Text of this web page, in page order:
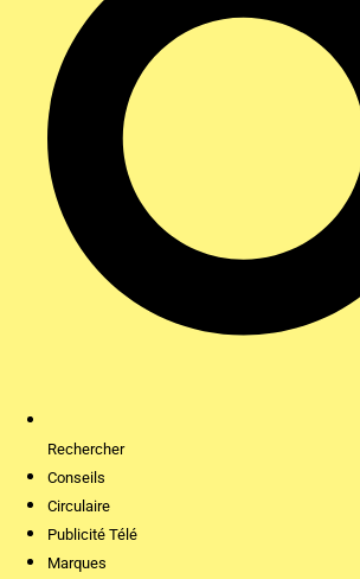
Rechercher
Conseils
Circulaire
Publicité Télé
Marques